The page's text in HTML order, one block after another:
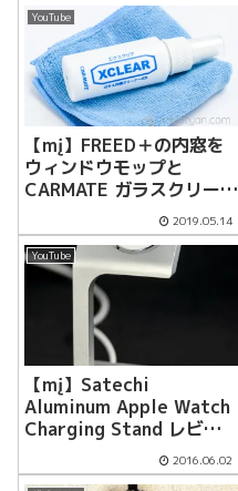
YouTube
【mį】FREED＋の内窓を
ウィンドウモップと
CARMATE ガラスクリーナ
ーで磨いてみた！！2019.05.14
YouTube
【mį】Satechi
Aluminum Apple Watch
Charging Stand レビュ
2016.06.02